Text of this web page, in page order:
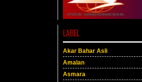
LABEL
Akar Bahar Asli
Amalan
Asmara